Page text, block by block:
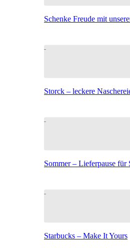
Schenke Freude mit
Storck – leckere
Sommer – Lieferpause für
Starbucks – Make It Yours